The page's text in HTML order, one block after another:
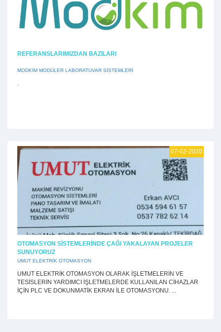
REFERANSLARIMIZDAN BAZILARI
MODKİM MODÜLER LABORATUVAR SİSTEMLERİ
.
07-02-2020
OTOMASYON SİSTEMLERİNDE ÇAĞI YAKALAYAN PROJELER
SUNUYORUZ
UMUT ELEKTRİK OTOMASYON
UMUT ELEKTRİK OTOMASYON OLARAK İŞLETMELERİN VE
TESİSLERİN YARDIMCI İŞLETMELERDE KULLANILAN CİHAZLAR
İÇİN PLC VE DOKUNMATİK EKRAN İLE OTOMASYONU. ...